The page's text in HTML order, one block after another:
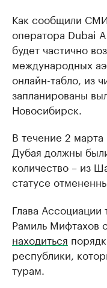
Как сообщили
оператора Dubai
будет частично
международных
онлайн-табло, из
запланированы
Новосибирск.
В течение 2 марта
Дубая должны
количество – из
статусе
Глава Ассоциации
Рамиль Мифтахов
находиться
республики,
турам.